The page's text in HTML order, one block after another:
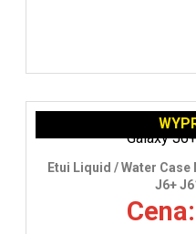
Etui Liquid / Water
J6+